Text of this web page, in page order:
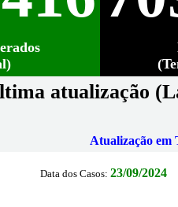
atualização
Atualização em
Data dos Casos: 23/09/2024